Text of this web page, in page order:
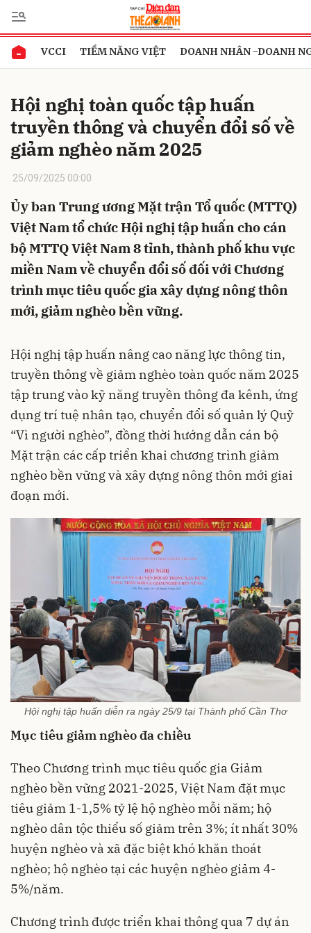
VCCI TIỀM NĂNG VIỆT DOANH NHÂN -DOANH
Hội nghị toàn quốc tập huấn
truyền thông và chuyển đổi số về
giảm nghèo năm 2025
25/09/2025 00:00
Ủy ban Trung ương Mặt trận Tổ quốc (MTTQ)
Việt Nam tổ chức Hội nghị tập huấn cho cán
bộ MTTQ Việt Nam 8 tỉnh, thành phố khu vực
miền Nam về chuyển đổi số đối với Chương
trình mục tiêu quốc gia xây dựng nông thôn
mới, giảm nghèo bền vững.
Hội nghị tập huấn nâng cao năng lực thông tin,
truyền thông về giảm nghèo toàn quốc năm 2025
tập trung vào kỹ năng truyền thông đa kênh, ứng
dụng trí tuệ nhân tạo, chuyển đổi số quản lý Quỹ
“Vì người nghèo”, đồng thời hướng dẫn cán bộ
Mặt trận các cấp triển khai chương trình giảm
nghèo bền vững và xây dựng nông thôn mới giai
đoạn mới.
Hội nghị tập huấn diễn ra ngày 25/9 tại Thành phố Cần Thơ
Mục tiêu giảm nghèo đa chiều
Theo Chương trình mục tiêu quốc gia Giảm
nghèo bền vững 2021-2025, Việt Nam đặt mục
tiêu giảm 1-1,5% tỷ lệ hộ nghèo mỗi năm; hộ
nghèo dân tộc thiểu số giảm trên 3%; ít nhất 30%
huyện nghèo và xã đặc biệt khó khăn thoát
nghèo; hộ nghèo tại các huyện nghèo giảm 4-
5%/năm.
Chương trình được triển khai thông qua 7 dự án
Gửi bình luận
Hủy Gửi